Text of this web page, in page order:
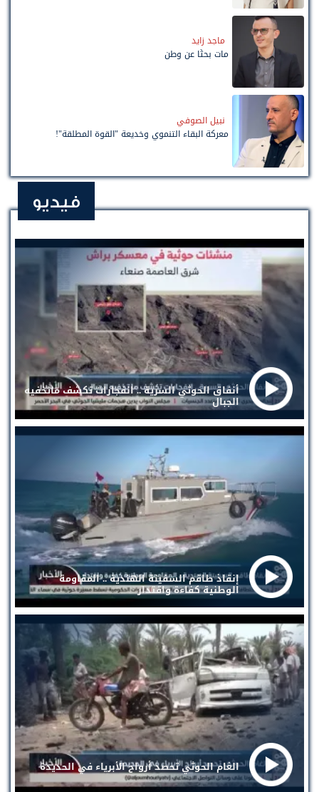
ماجد زايد
مات بحثًا عن وطن
نبيل الصوفي
معركة البقاء التنموي وخديعة "القوة المطلقة"!
فيديو
أنفاق الحوثي السرية .. انفجارات تكشف ماتخفيه
الجبال
إنقاذ طاقم السفينة الهندية .. المقاومة
الوطنية كفاءة واقتدار
الغام الحوثي تحصد أرواح الأبرياء في الحديدة